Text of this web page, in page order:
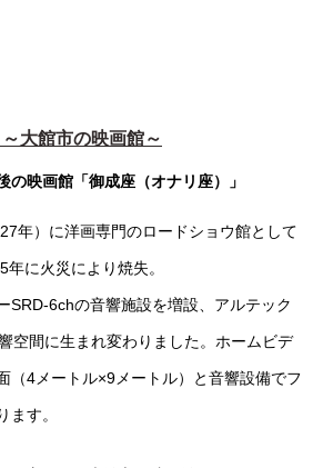
大館市の映画館～
の映画館「御成座（オナリ座）」
年）に洋画専門のロードショウ館として
に火災により焼失。
6chの音響施設を増設、アルテック
空間に生まれ変わりました。ホームビデ
（4メートル×9メートル）と音響設備でフ
ます。